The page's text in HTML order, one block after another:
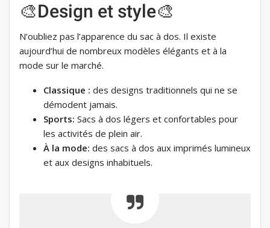
🎨Design et style🎨
N’oubliez pas l’apparence du sac à dos. Il existe
aujourd’hui de nombreux modèles élégants et à la
mode sur le marché.
Classique : des designs traditionnels qui ne se
démodent jamais.
Sports: Sacs à dos légers et confortables pour
les activités de plein air.
À la mode: des sacs à dos aux imprimés lumineux
et aux designs inhabituels.